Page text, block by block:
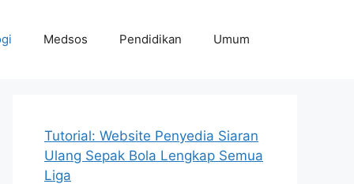
Medsos Pendidikan Umum
Tutorial: Website Penyedia Siaran
Ulang Sepak Bola Lengkap Semua
Liga